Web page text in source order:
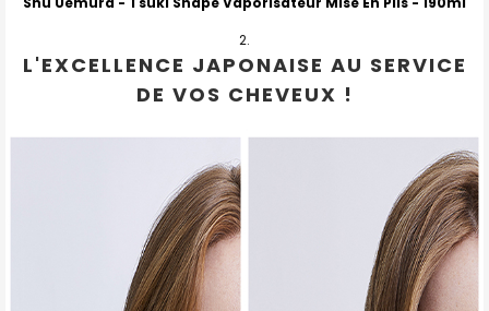
L'EXCELLENCE JAPONAISE AU SERVICE
DE VOS CHEVEUX !